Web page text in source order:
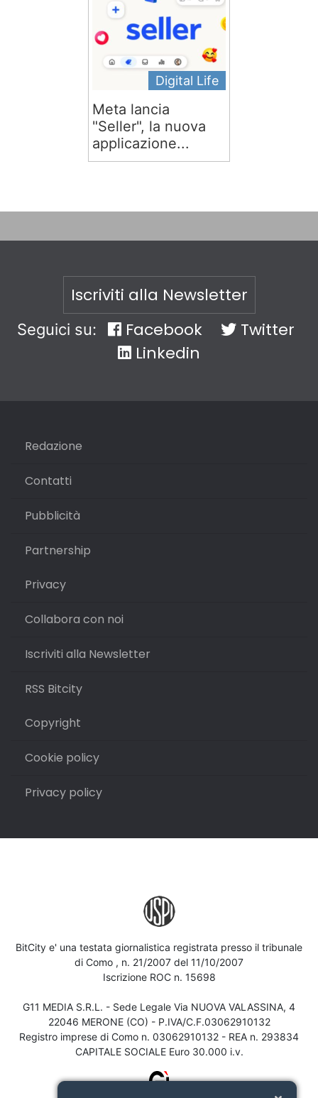
Digital Life
Meta lancia
"Seller", la nuova
applicazione...
Iscriviti alla Newsletter
Seguici su: Facebook
Twitter
Linkedin
Redazione
Contatti
Pubblicità
Partnership
Privacy
Collabora con noi
Iscriviti alla Newsletter
RSS Bitcity
Copyright
Cookie policy
Privacy policy
BitCity e' una testata giornalistica registrata presso il tribunale
di Como , n. 21/2007 del 11/10/2007
Iscrizione ROC n. 15698
G11 MEDIA S.R.L. - Sede Legale Via NUOVA VALASSINA, 4
22046 MERONE (CO) - P.IVA/C.F.03062910132
Registro imprese di Como n. 03062910132 - REA n. 293834
CAPITALE SOCIALE Euro 30.000 i.v.